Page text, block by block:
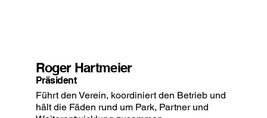
Roger Hartmeier
Präsident
Führt den Verein, koordiniert den Betrieb und
hält die Fäden rund um Park, Partner und